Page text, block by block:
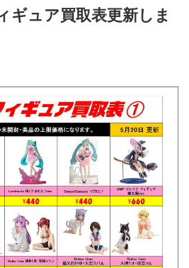
ギュア買取表更新しま